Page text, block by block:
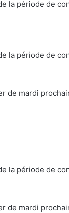
la période de
la période de
de mardi
la période de
de mardi